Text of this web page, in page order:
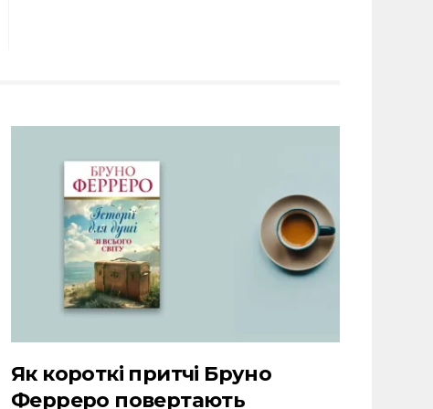
Як короткі притчі Бруно
Ферреро повертають